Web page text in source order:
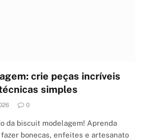
crie peças incríveis
simples
0
da biscuit modelagem! Aprenda
bonecas, enfeites e artesanato